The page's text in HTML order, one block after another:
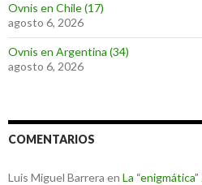
Ovnis en Chile (17)
agosto 6, 2026
Ovnis en Argentina (34)
agosto 6, 2026
COMENTARIOS
Luis Miguel Barrera en La